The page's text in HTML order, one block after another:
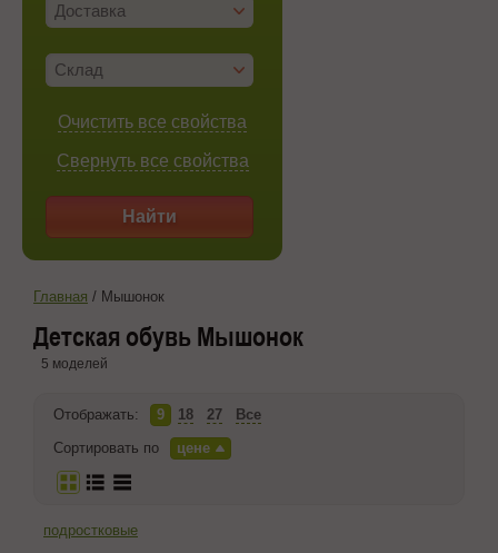
Доставка
Склад
Очистить все свойства
Свернуть все свойства
Найти
Главная / Мышонок
Детская обувь Мышонок
5 моделей
Отображать: 9 18 27
Все
Сортировать по
цене
подростковые